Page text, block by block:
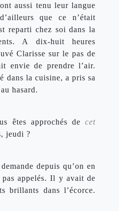
aussi tenu leur langue
que ce n’était
reparti chez soi dans la
A dix-huit heures
Clarisse sur le pas de
envie de prendre l’air.
dans la cuisine, a pris sa
hasard.
êtes approchés de cet
jeudi ?
depuis qu’on en
appelés. Il y avait de
brillants dans l’écorce.